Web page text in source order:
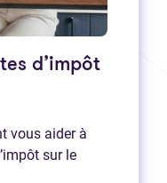
d’impôt
vous aider à
sur le